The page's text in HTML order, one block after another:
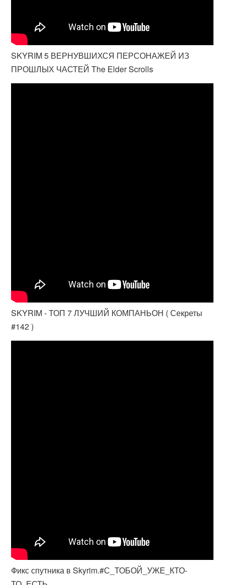
SKYRIM 5 ВЕРНУВШИХСЯ ПЕРСОНАЖЕЙ ИЗ
ПРОШЛЫХ ЧАСТЕЙ The Elder Scrolls
SKYRIM - ТОП 7 ЛУЧШИЙ КОМПАНЬОН ( Секреты
#142 )
Фикс спутника в Skyrim.#С_ТОБОЙ_УЖЕ_КТО-